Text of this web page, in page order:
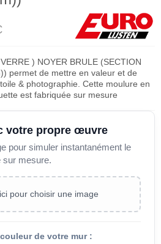
) NOYER BRULE (SECTION
permet de mettre en valeur et de
& photographie. Cette moulure en
est fabriquée sur mesure
votre propre œuvre
pour simuler instantanément le
sur mesure.
pour choisir une image
de votre mur :